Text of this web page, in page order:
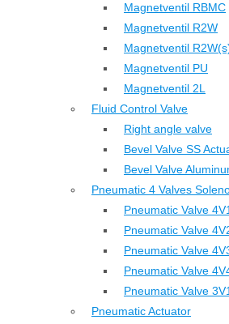
Magnetventil RBMC
Magnetventil R2W
Magnetventil
Magnetventil PU
Magnetventil 2L
Fluid Control Valve
Right angle valve
Bevel Valve SS
Bevel Valve
Pneumatic 4 Valves
Pneumatic Valve
Pneumatic Valve
Pneumatic Valve
Pneumatic Valve
Pneumatic Valve
Pneumatic Actuator